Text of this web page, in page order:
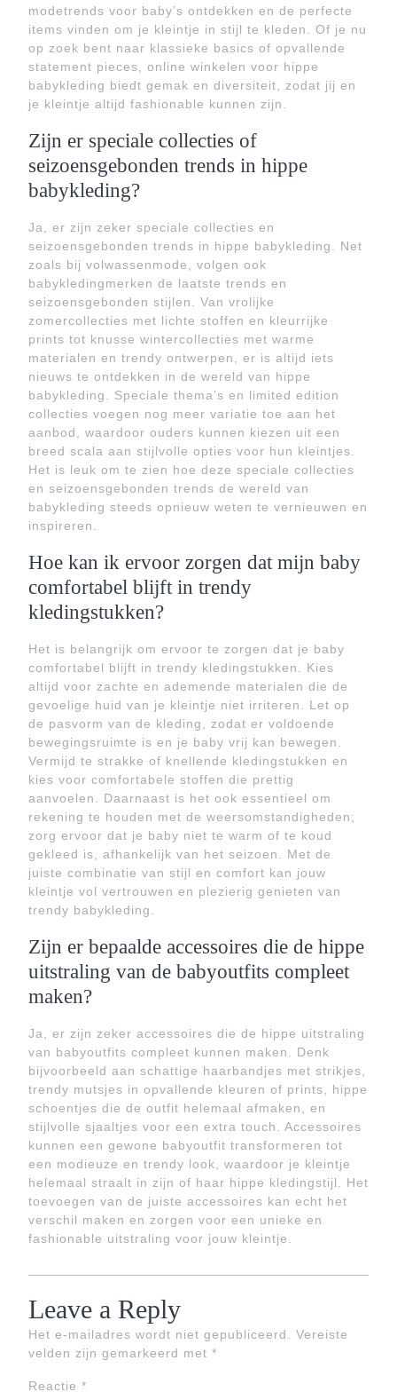
modetrends voor baby’s ontdekken en de perfecte
items vinden om je kleintje in stijl te kleden. Of je nu
op zoek bent naar klassieke basics of opvallende
statement pieces, online winkelen voor hippe
babykleding biedt gemak en diversiteit, zodat jij en
je kleintje altijd fashionable kunnen zijn.
Zijn er speciale collecties of
seizoensgebonden trends in hippe
babykleding?
Ja, er zijn zeker speciale collecties en
seizoensgebonden trends in hippe babykleding. Net
zoals bij volwassenmode, volgen ook
babykledingmerken de laatste trends en
seizoensgebonden stijlen. Van vrolijke
zomercollecties met lichte stoffen en kleurrijke
prints tot knusse wintercollecties met warme
materialen en trendy ontwerpen, er is altijd iets
nieuws te ontdekken in de wereld van hippe
babykleding. Speciale thema’s en limited edition
collecties voegen nog meer variatie toe aan het
aanbod, waardoor ouders kunnen kiezen uit een
breed scala aan stijlvolle opties voor hun kleintjes.
Het is leuk om te zien hoe deze speciale collecties
en seizoensgebonden trends de wereld van
babykleding steeds opnieuw weten te vernieuwen en
inspireren.
Hoe kan ik ervoor zorgen dat mijn baby
comfortabel blijft in trendy
kledingstukken?
Het is belangrijk om ervoor te zorgen dat je baby
comfortabel blijft in trendy kledingstukken. Kies
altijd voor zachte en ademende materialen die de
gevoelige huid van je kleintje niet irriteren. Let op
de pasvorm van de kleding, zodat er voldoende
bewegingsruimte is en je baby vrij kan bewegen.
Vermijd te strakke of knellende kledingstukken en
kies voor comfortabele stoffen die prettig
aanvoelen. Daarnaast is het ook essentieel om
rekening te houden met de weersomstandigheden;
zorg ervoor dat je baby niet te warm of te koud
gekleed is, afhankelijk van het seizoen. Met de
juiste combinatie van stijl en comfort kan jouw
kleintje vol vertrouwen en plezierig genieten van
trendy babykleding.
Zijn er bepaalde accessoires die de hippe
uitstraling van de babyoutfits compleet
maken?
Ja, er zijn zeker accessoires die de hippe uitstraling
van babyoutfits compleet kunnen maken. Denk
bijvoorbeeld aan schattige haarbandjes met strikjes,
trendy mutsjes in opvallende kleuren of prints, hippe
schoentjes die de outfit helemaal afmaken, en
stijlvolle sjaaltjes voor een extra touch. Accessoires
kunnen een gewone babyoutfit transformeren tot
een modieuze en trendy look, waardoor je kleintje
helemaal straalt in zijn of haar hippe kledingstijl. Het
toevoegen van de juiste accessoires kan echt het
verschil maken en zorgen voor een unieke en
fashionable uitstraling voor jouw kleintje.
Leave a Reply
Het e-mailadres wordt niet gepubliceerd.
Vereiste
velden zijn gemarkeerd met *
Reactie *